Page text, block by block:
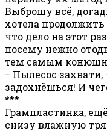
Выброшу всё,
хотела
что дело на этот
посему нежно
тем самым
− Пылесос
задохнёшься! И
***
Грампластинка,
снизу влажную